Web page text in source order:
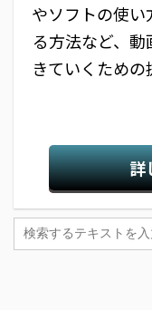
やソフトの使
る方法など、
きていくため
詳